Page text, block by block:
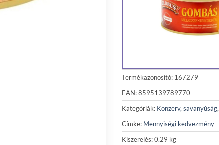
Termékazonosító: 167279
EAN: 8595139789770
Kategóriák: Konzerv, savanyúság,
Címke: Mennyiségi kedvezmény
Kiszerelés: 0.29 kg